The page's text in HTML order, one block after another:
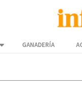
GANADERÍA